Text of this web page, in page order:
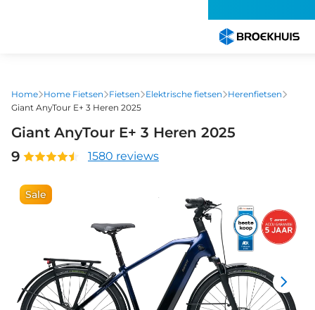
gaan
Home Home Fietsen Fietsen Elektrische fietsen
Herenfietsen
Giant AnyTour E+ 3 Heren 2025
Giant AnyTour E+ 3 Heren 2025
9
1580 reviews
Sale